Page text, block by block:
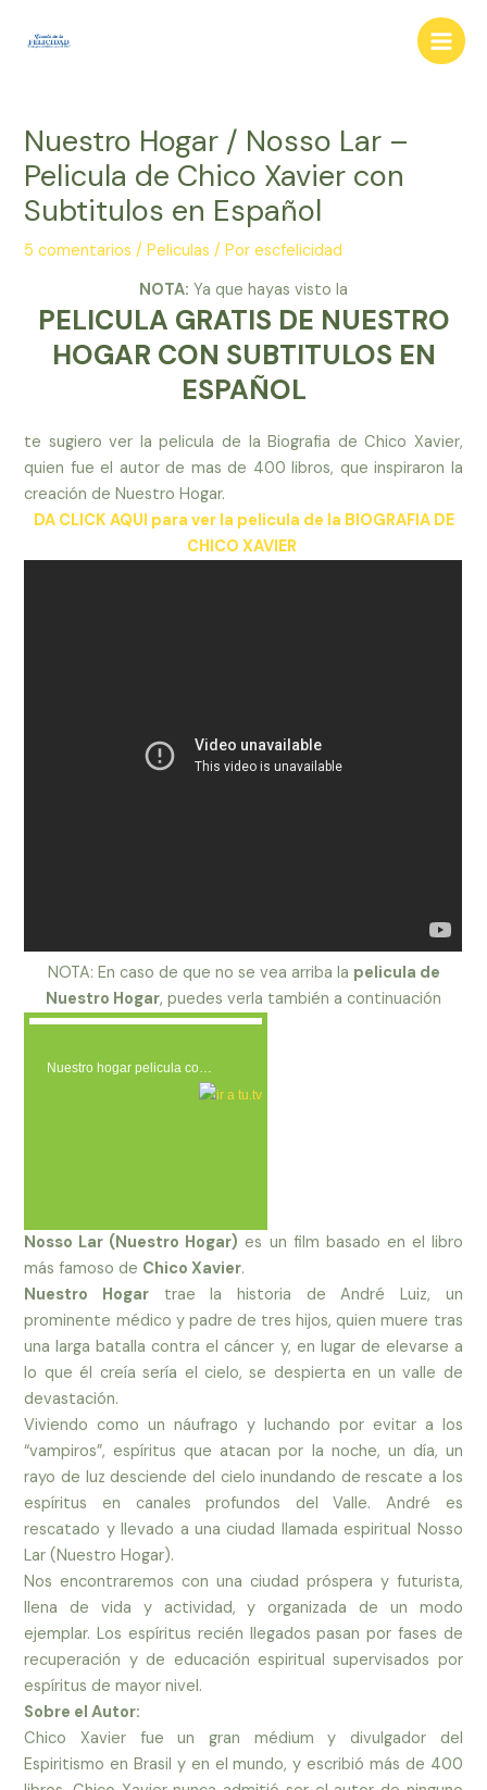
Main
Nuestro Hogar / Nosso Lar –
Pelicula de Chico Xavier con
Subtitulos en Español
5 comentarios /Peliculas / Porescfelicidad
NOTA: Ya que hayas visto la
PELICULA GRATIS DE NUESTRO
HOGAR CON SUBTITULOS EN
ESPAÑOL
te sugiero ver la pelicula de la Biografia de Chico Xavier,
quien fue el autor de mas de 400 libros, que inspiraron la
creación de Nuestro Hogar.
DA CLICK AQUI para ver la pelicula de la BIOGRAFIA DE
CHICO XAVIER
NOTA: En caso de que no se vea arriba la pelicula de
Nuestro Hogar, puedes verla también a continuación
Nuestro hogar pelicula co…
Nosso Lar (Nuestro Hogar) es un film basado en el libro
más famoso de Chico Xavier.
Nuestro Hogar trae lahistoria de André Luiz, un
prominente médico y padre de tres hijos, quien muere tras
una larga batalla contra el cáncer y, en lugar de elevarse a
lo que él creía sería el cielo, se despierta en un valle de
devastación.
Viviendo como un náufrago y luchando por evitar a los
“vampiros”, espíritus que atacan por la noche, un día, un
rayo de luz desciende del cielo inundando de rescate a los
espíritus en canales profundos del Valle. André es
rescatado y llevado a una ciudad llamada espiritual Nosso
Lar (Nuestro Hogar).
Nos encontraremos con una ciudad próspera y futurista,
llena de vida y actividad, y organizada de un modo
ejemplar. Los espíritus recién llegados pasan por fases de
recuperación y de educación espiritual supervisados por
espíritus de mayor nivel.
Sobre el Autor:
Chico Xavier fue un gran médium y divulgador del
Espiritismo enBrasil y en elmundo, y escribió más de 400